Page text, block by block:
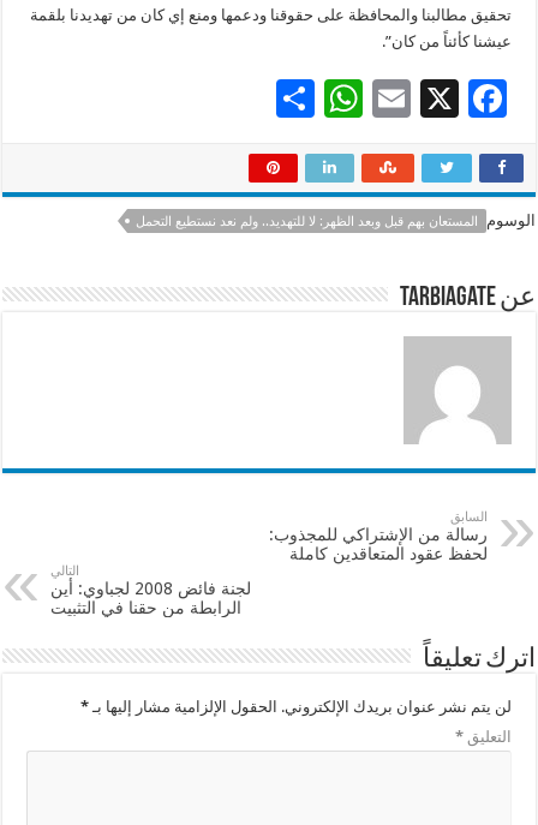
تحقيق مطالبنا والمحافظة على حقوقنا ودعمها ومنع إي كان من تهديدنا بلقمة
عيشنا كأئناً من كان”.
F
e
b
o
k
X
E
ai
l
W
at
sA
p
ar
e
الوسوم المستعان بهم قبل وبعد الظهر: لا للتهديد.. ولم نعد نستطيع التحمل
عن tarbiagate
السابق
رسالة من الإشتراكي للمجذوب:
لحفظ عقود المتعاقدين كاملة
التالي
لجنة فائض 2008 لجباوي: أين
الرابطة من حقنا في التثبيت
اترك تعليقاً
لن يتم نشر عنوان بريدك الإلكتروني. الحقول الإلزامية مشار إليها بـ*
التعليق*